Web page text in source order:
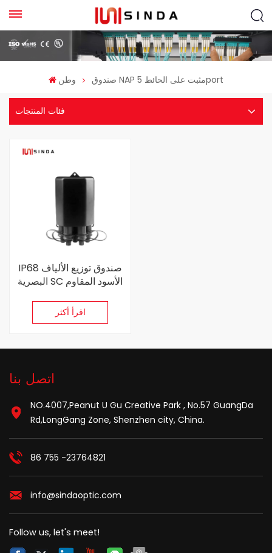
وطن صندوق NAP مثبت على الحائط 5port
فئات المنتجات
IP68 صندوق توزيع الألياف
البصرية SC الأسود المقاوم
اقرأ أكثر
اتصل بنا
NO.4007,Peanut U Gu Creative Park , No.57 GuangDa
Rd,LongGang Zone, Shenzhen city, China.
86 755 -23764821
info@sindaoptic.com
Follow us, let's meet!